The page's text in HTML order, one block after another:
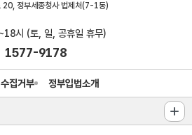
정부세종청사 법제처(7-1동)
시 (토, 일, 공휴일 휴무)
1577-9178
집거부 정부입법소개